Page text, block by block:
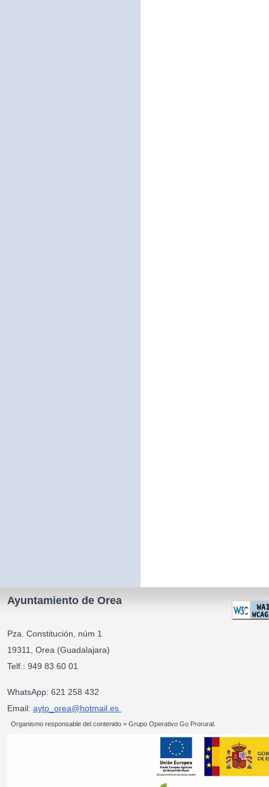
Ayuntamiento de Orea
Pza. Constitución, núm 1
19311, Orea (Guadalajara)
Telf.: 949 83 60 01
WhatsApp: 621 258 432
Email: ayto_orea@hotmail.es
Organismo responsable del contenido = Grupo Operativo Go Prorural.